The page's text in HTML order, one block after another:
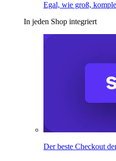
Egal, wie groß,
In jeden Shop integriert
Der beste Checkout